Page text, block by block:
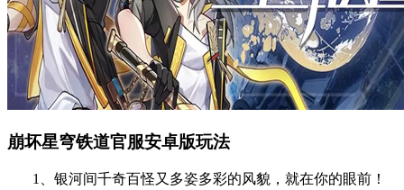
崩坏星穹铁道官服安卓版玩法
1、银河间千奇百怪又多姿多彩的风貌，就在你的眼前！